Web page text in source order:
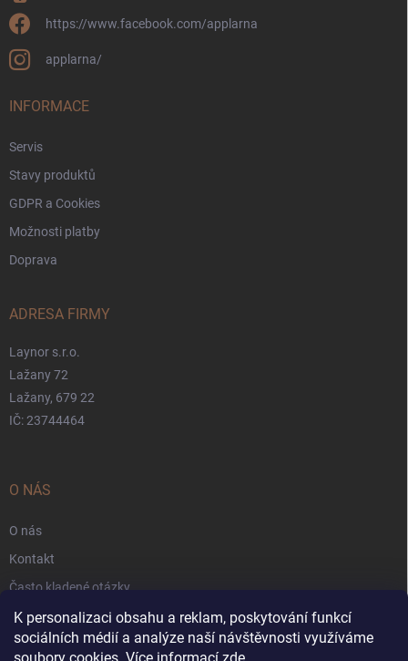
K personalizaci obsahu a reklam, poskytování funkcí
sociálních médií a analýze naší návštěvnosti využíváme
https://www.facebook.com/applarna
applarna/
INFORMACE
Servis
Stavy produktů
GDPR a Cookies
Možnosti platby
Doprava
ADRESA FIRMY
Laynor s.r.o.
Lažany 72
Lažany, 679 22
IČ: 23744464
O NÁS
O nás
Kontakt
Často kladené otázky
Záruka
Obchodní podmínky